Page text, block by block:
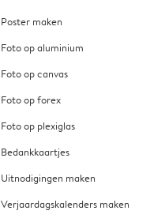
Poster maken
Foto op aluminium
Foto op canvas
Foto op forex
Foto op plexiglas
Bedankkaartjes
Uitnodigingen maken
Verjaardagskalenders maken